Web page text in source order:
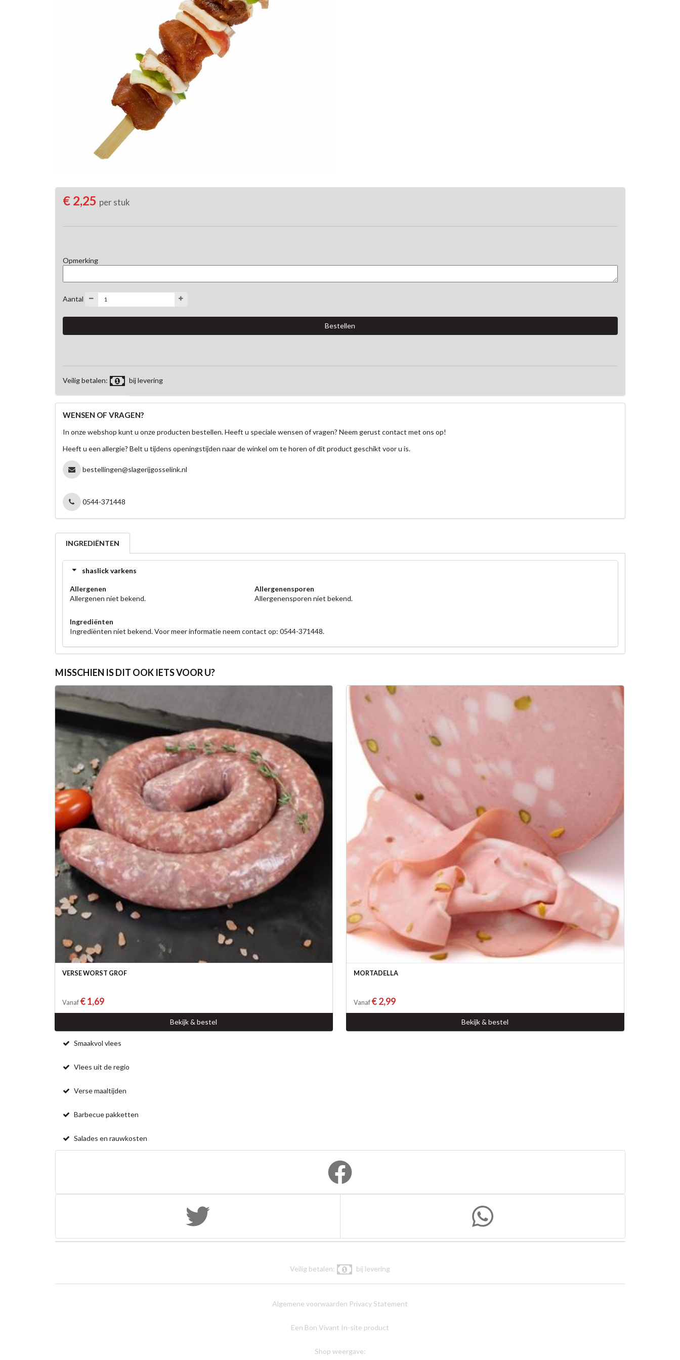
€ 2,25 per stuk
Opmerking
Aantal
Veilig betalen: bij levering
WENSEN OF VRAGEN?
In onze webshop kunt u onze producten bestellen. Heeft u speciale wensen of vragen? Neem gerust contact met ons op!
Heeft u een allergie? Belt u tijdens openingstijden naar de winkel om te horen of dit product geschikt voor u is.
bestellingen@slagerijgosselink.nl
0544-371448
INGREDIËNTEN
shaslick varkens
Allergenen
Allergenen niet bekend.
Allergenensporen
Allergenensporen niet bekend.
Ingrediënten
Ingrediënten niet bekend. Voor meer informatie neem contact op: 0544-371448.
MISSCHIEN IS DIT OOK IETS VOOR U?
VERSE WORST GROF
Vanaf € 1,69
Bekijk & bestel
MORTADELLA
Vanaf € 2,99
Bekijk & bestel
Smaakvol vlees
Vlees uit de regio
Verse maaltijden
Barbecue pakketten
Salades en rauwkosten
Veilig betalen: bij levering
Algemene voorwaarden Privacy Statement
Een Bon Vivant In-site product
Shop weergave: